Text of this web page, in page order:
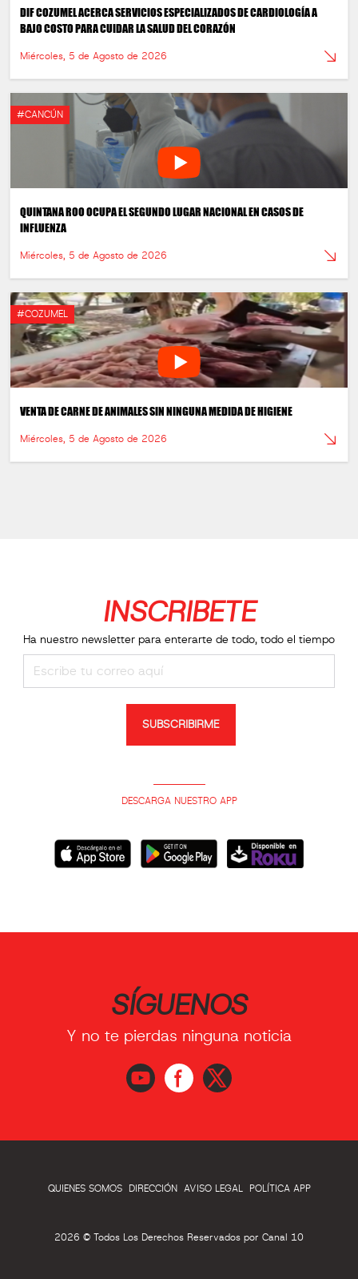
DIF COZUMEL ACERCA SERVICIOS ESPECIALIZADOS DE CARDIOLOGÍA A
BAJO COSTO PARA CUIDAR LA SALUD DEL CORAZÓN
Miércoles, 5 de Agosto de 2026
#CANCÚN
QUINTANA ROO OCUPA EL SEGUNDO LUGAR NACIONAL EN CASOS DE
INFLUENZA
Miércoles, 5 de Agosto de 2026
#COZUMEL
VENTA DE CARNE DE ANIMALES SIN NINGUNA MEDIDA DE HIGIENE
Miércoles, 5 de Agosto de 2026
INSCRIBETE
Ha nuestro newsletter para enterarte de todo, todo el tiempo
SUBSCRIBIRME
DESCARGA NUESTRO APP
SÍGUENOS
Y no te pierdas ninguna noticia
QUIENES SOMOS DIRECCIÓN AVISO LEGAL POLÍTICA APP
2026 © Todos Los Derechos Reservados por Canal 10